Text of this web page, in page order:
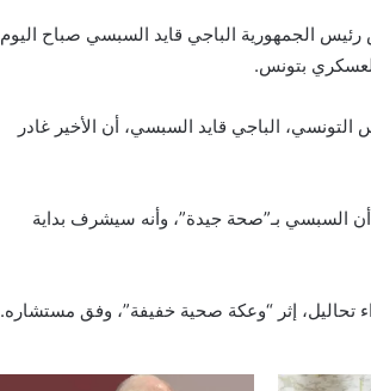
الجمهورية الباجي قايد السبسي صباح اليوم
بتونس.
الباجي قايد السبسي، أن الأخير غادر
أن السبسي بـ”صحة جيدة”، وأنه سيشرف بداية
إثر “وعكة صحية خفيفة”، وفق مستشاره.